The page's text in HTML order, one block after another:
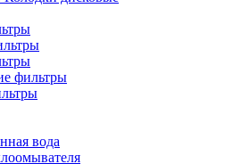
фильтры
вода